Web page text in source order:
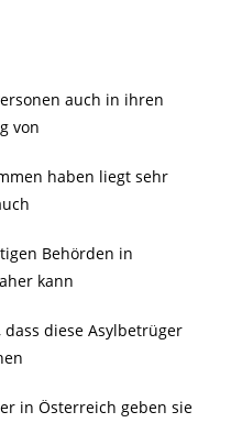
auch in ihren
von
haben liegt sehr
Behörden in
kann
diese Asylbetrüger
in Österreich geben sie